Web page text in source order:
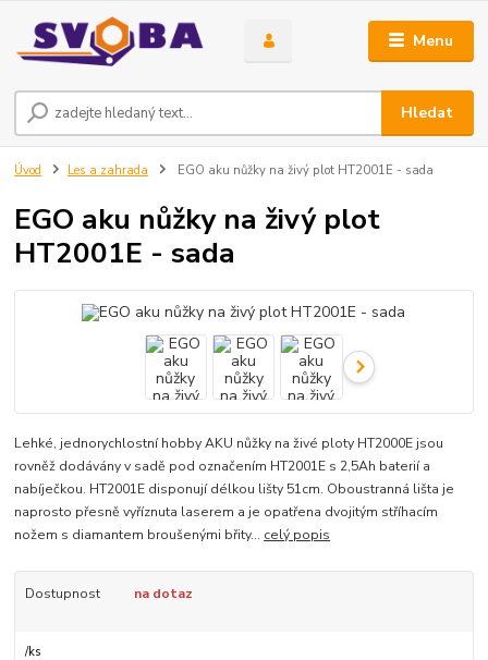
Menu
Hledat
Úvod Les a zahrada EGO aku nůžky na živý plot HT2001E - sada
EGO aku nůžky na živý plot
HT2001E - sada
Lehké, jednorychlostní hobby AKU nůžky na živé ploty HT2000E jsou
rovněž dodávány v sadě pod označením HT2001E s 2,5Ah baterií a
nabíječkou. HT2001E disponují délkou lišty 51cm. Oboustranná lišta je
naprosto přesně vyříznuta laserem a je opatřena dvojitým stříhacím
nožem s diamantem broušenými břity... celý popis
Dostupnost na dotaz
/ks